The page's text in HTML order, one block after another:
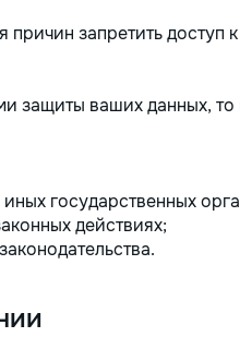
запретить доступ к
защиты ваших данных,
государственных
действиях;